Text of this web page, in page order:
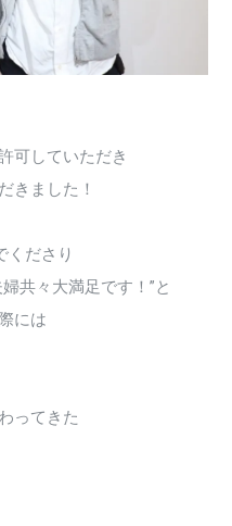
可していただき
きました！
くださり
共々大満足です！”と
には
ってきた